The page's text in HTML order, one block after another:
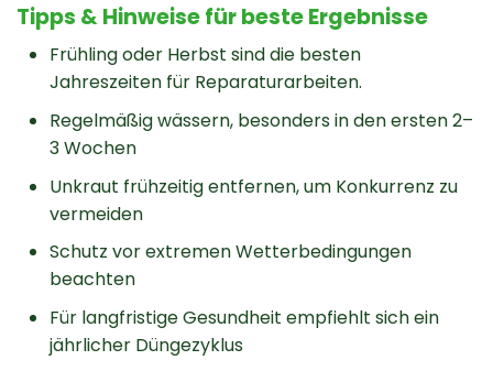
Tipps & Hinweise für beste Ergebnisse
Frühling oder Herbst sind die besten
Jahreszeiten für Reparaturarbeiten.
Regelmäßig wässern, besonders in den ersten 2–
3 Wochen
Unkraut frühzeitig entfernen, um Konkurrenz zu
vermeiden
Schutz vor extremen Wetterbedingungen
beachten
Für langfristige Gesundheit empfiehlt sich ein
jährlicher Düngezyklus